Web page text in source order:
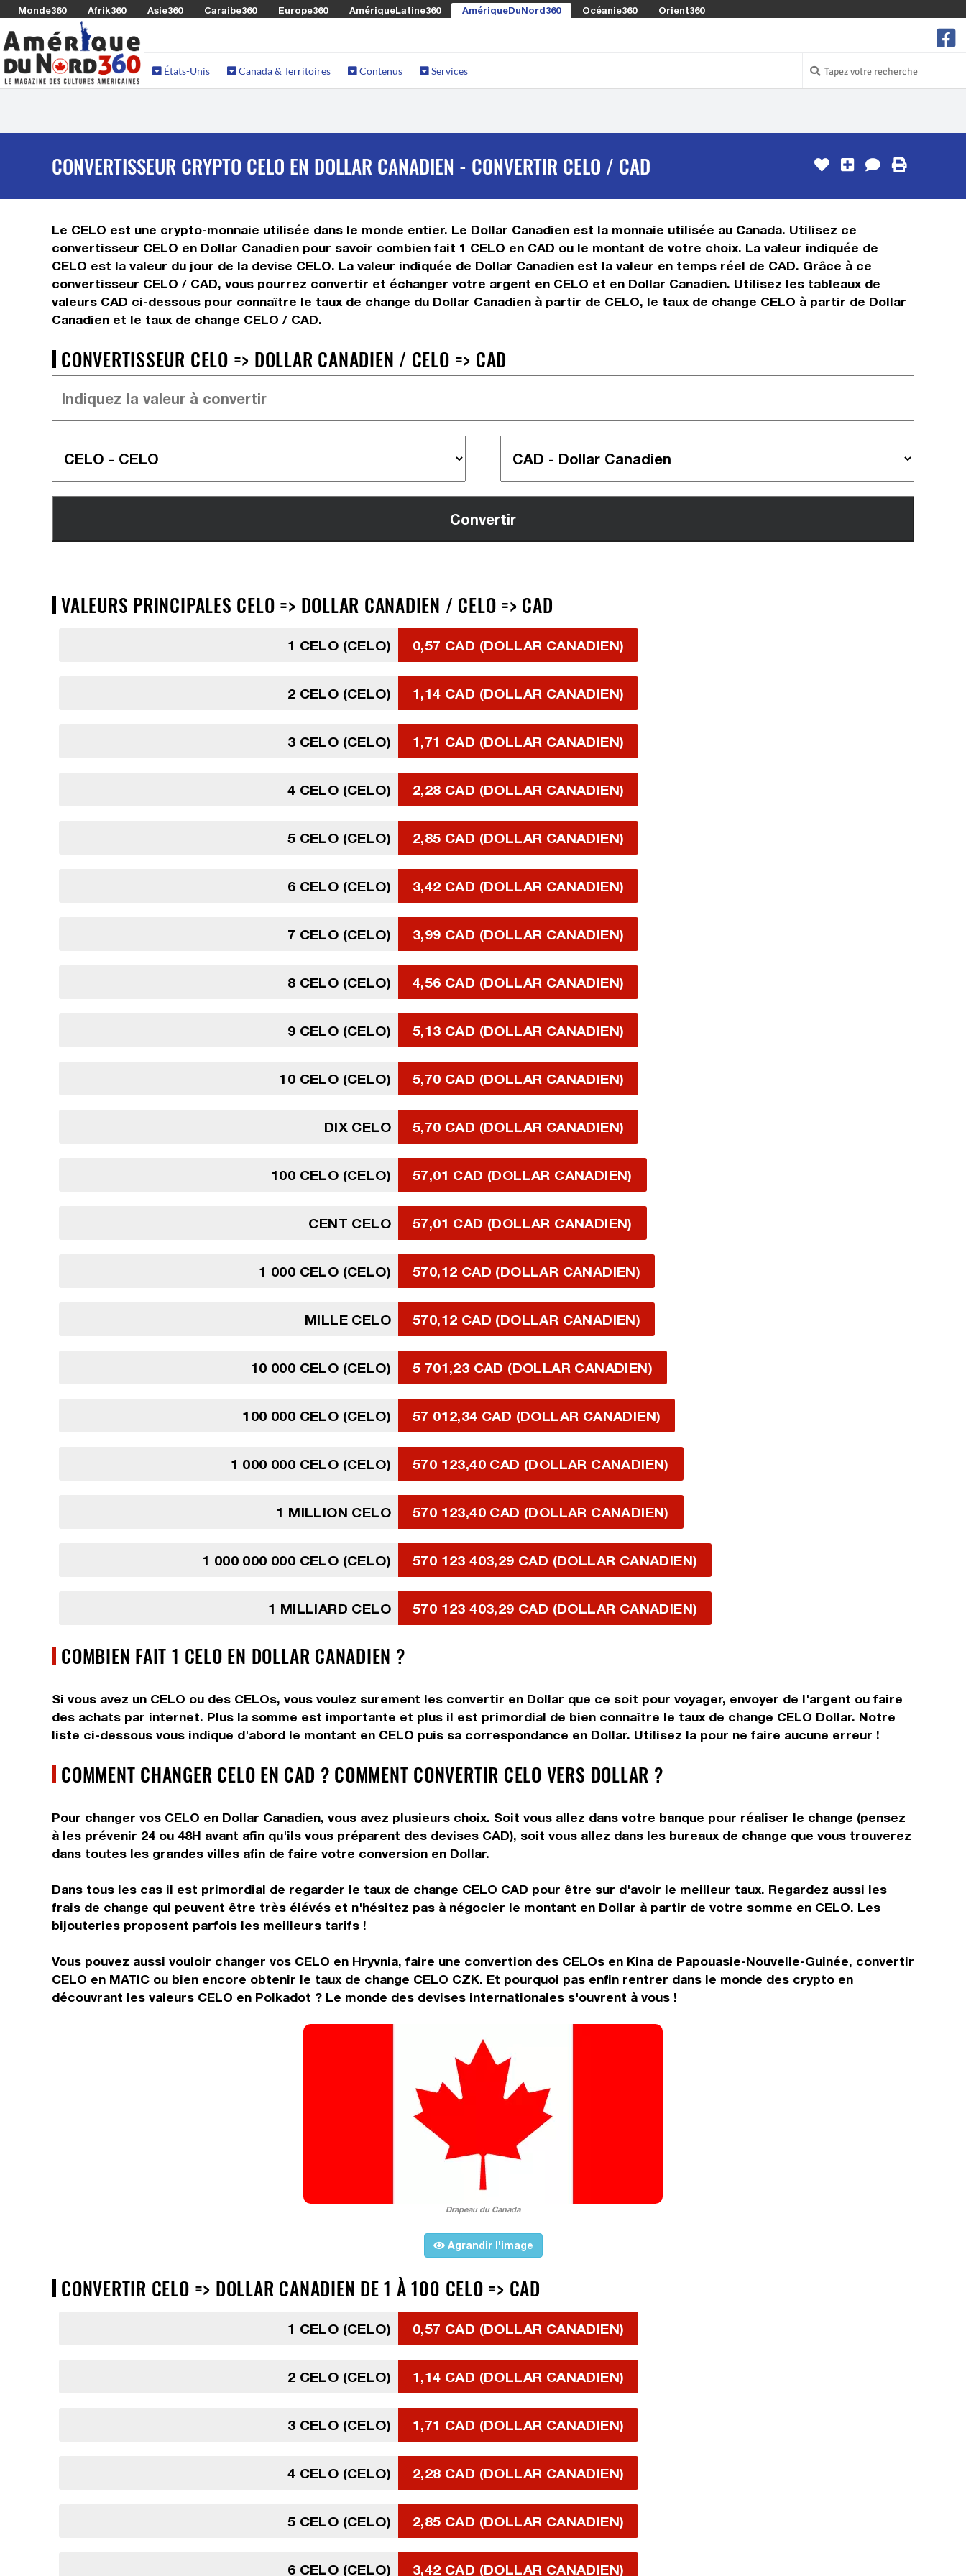
Monde360 Afrik360 Asie360 Caraibe360 Europe360 AmériqueLatine360 AmériqueDuNord360 Océanie360 Orient360
États-Unis Canada & Territoires Contenus Services
CONVERTISSEUR CRYPTO CELO EN DOLLAR CANADIEN - CONVERTIR CELO / CAD
Le CELO est une crypto-monnaie utilisée dans le monde entier. Le Dollar Canadien est la monnaie utilisée au Canada. Utilisez ce
convertisseur CELO en Dollar Canadien pour savoir combien fait 1 CELO en CAD ou le montant de votre choix. La valeur indiquée de
CELO est la valeur du jour de la devise CELO. La valeur indiquée de Dollar Canadien est la valeur en temps réel de CAD. Grâce à ce
convertisseur CELO / CAD, vous pourrez convertir et échanger votre argent en CELO et en Dollar Canadien. Utilisez les tableaux de
valeurs CAD ci-dessous pour connaître le taux de change du Dollar Canadien à partir de CELO, le taux de change CELO à partir de Dollar
Canadien et le taux de change CELO / CAD.
CONVERTISSEUR CELO => DOLLAR CANADIEN / CELO => CAD
VALEURS PRINCIPALES CELO => DOLLAR CANADIEN / CELO => CAD
1 CELO (CELO) 0,57 CAD (DOLLAR CANADIEN)
2 CELO (CELO) 1,14 CAD (DOLLAR CANADIEN)
3 CELO (CELO) 1,71 CAD (DOLLAR CANADIEN)
4 CELO (CELO) 2,28 CAD (DOLLAR CANADIEN)
5 CELO (CELO) 2,85 CAD (DOLLAR CANADIEN)
6 CELO (CELO) 3,42 CAD (DOLLAR CANADIEN)
7 CELO (CELO) 3,99 CAD (DOLLAR CANADIEN)
8 CELO (CELO) 4,56 CAD (DOLLAR CANADIEN)
9 CELO (CELO) 5,13 CAD (DOLLAR CANADIEN)
10 CELO (CELO) 5,70 CAD (DOLLAR CANADIEN)
DIX CELO 5,70 CAD (DOLLAR CANADIEN)
100 CELO (CELO) 57,01 CAD (DOLLAR CANADIEN)
CENT CELO 57,01 CAD (DOLLAR CANADIEN)
1 000 CELO (CELO) 570,12 CAD (DOLLAR CANADIEN)
MILLE CELO 570,12 CAD (DOLLAR CANADIEN)
10 000 CELO (CELO) 5 701,23 CAD (DOLLAR CANADIEN)
100 000 CELO (CELO) 57 012,34 CAD (DOLLAR CANADIEN)
1 000 000 CELO (CELO) 570 123,40 CAD (DOLLAR CANADIEN)
1 MILLION CELO 570 123,40 CAD (DOLLAR CANADIEN)
1 000 000 000 CELO (CELO) 570 123 403,29 CAD (DOLLAR CANADIEN)
1 MILLIARD CELO 570 123 403,29 CAD (DOLLAR CANADIEN)
COMBIEN FAIT 1 CELO EN DOLLAR CANADIEN ?
Si vous avez un CELO ou des CELOs, vous voulez surement les convertir en Dollar que ce soit pour voyager, envoyer de l'argent ou faire
des achats par internet. Plus la somme est importante et plus il est primordial de bien connaître le taux de change CELO Dollar. Notre
liste ci-dessous vous indique d'abord le montant en CELO puis sa correspondance en Dollar. Utilisez la pour ne faire aucune erreur !
COMMENT CHANGER CELO EN CAD ? COMMENT CONVERTIR CELO VERS DOLLAR ?
Pour changer vos CELO en Dollar Canadien, vous avez plusieurs choix. Soit vous allez dans votre banque pour réaliser le change (pensez
à les prévenir 24 ou 48H avant afin qu'ils vous préparent des devises CAD), soit vous allez dans les bureaux de change que vous trouverez
dans toutes les grandes villes afin de faire votre conversion en Dollar.
Dans tous les cas il est primordial de regarder le taux de change CELO CAD pour être sur d'avoir le meilleur taux. Regardez aussi les
frais de change qui peuvent être très élévés et n'hésitez pas à négocier le montant en Dollar à partir de votre somme en CELO. Les
bijouteries proposent parfois les meilleurs tarifs !
Vous pouvez aussi vouloir changer vos CELO en Hryvnia, faire une convertion des CELOs en Kina de Papouasie-Nouvelle-Guinée, convertir
CELO en MATIC ou bien encore obtenir le taux de change CELO CZK. Et pourquoi pas enfin rentrer dans le monde des crypto en
découvrant les valeurs CELO en Polkadot ? Le monde des devises internationales s'ouvrent à vous !
Drapeau du Canada
Agrandir l'image
CONVERTIR CELO => DOLLAR CANADIEN DE 1 À 100 CELO => CAD
1 CELO (CELO) 0,57 CAD (DOLLAR CANADIEN)
2 CELO (CELO) 1,14 CAD (DOLLAR CANADIEN)
3 CELO (CELO) 1,71 CAD (DOLLAR CANADIEN)
4 CELO (CELO) 2,28 CAD (DOLLAR CANADIEN)
5 CELO (CELO) 2,85 CAD (DOLLAR CANADIEN)
6 CELO (CELO) 3,42 CAD (DOLLAR CANADIEN)